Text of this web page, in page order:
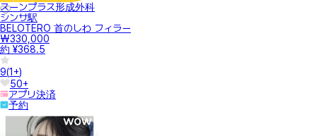
スーンプラス形成外科
シンサ駅
BELOTERO 首のしわ フィラー
₩330,000
約 ¥368.5
9(1+)
50+
アプリ決済
予約